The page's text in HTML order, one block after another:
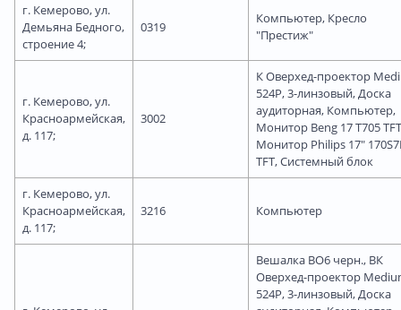
г. Кемерово, ул.
Демьяна Бедного,
строение 4;
0319
Компьютер, Кресло
"Престиж"
г. Кемерово, ул.
Красноармейская,
д. 117;
3002
К Оверхед-проектор
524P, 3-линзовый, Доска
аудиторная, Компьютер,
Монитор Beng 17 T705
Монитор Philips 17"
TFT, Системный блок
г. Кемерово, ул.
Красноармейская,
д. 117;
3216 Компьютер
Вешалка ВО6 черн., ВК
Оверхед-проектор
524P, 3-линзовый, Доска